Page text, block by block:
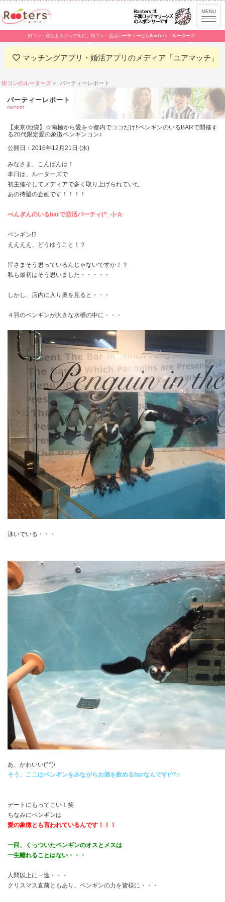
街コン・恋活をカジュアルに。街コン・恋活パーティーならRooters -ルーターズ-
マッチングアプリ・婚活アプリのメディア「ユアマッチ」
街コンのルーターズ パーティーレポート
パーティーレポート
REPORT
【東京/池袋】☆南極から愛を☆都内でココだけ!!ペンギンのいるBARで開催す
る20代限定愛の象徴ペンギンコン♪
公開日：2016年12月21日 (水)
みなさま、こんばんは！
本日は、ルーターズで
初主催そしてメディアで多く取り上げられていた
あの待望の企画です！！！！
ぺんぎんのいるbarで恋活パーティ(^_-)-☆
ペンギン!?
ええええ、どうゆうこと！？
皆さまそう思っているんじゃないですか！？
私も最初はそう思いました・・・・・
しかし、店内に入り奥を見ると・・・
４羽のペンギンが大きな水槽の中に・・・
泳いでいる・・・
あ、かわいい(^^)/
そう、ここはペンギンをみながらお酒を飲めるbarなんです(^^♪
デートにもってこい！笑
ちなみにペンギンは
愛の象徴とも言われているんです！！！
一回、くっついたペンギンのオスとメスは
一生離れることはない・・・
人間以上に一途・・・
クリスマス直前ともあり、ペンギンの力を皆様に・・・